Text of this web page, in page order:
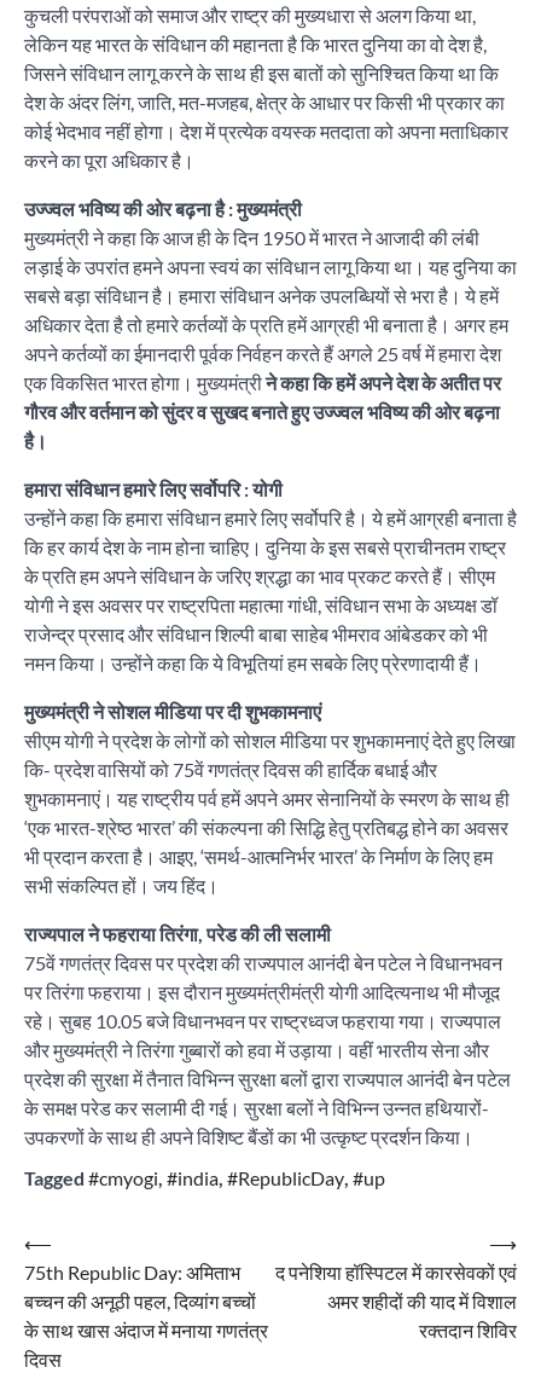
कुचली परंपराओं को समाज और राष्ट्र की मुख्यधारा से अलग किया था,
लेकिन यह भारत के संविधान की महानता है कि भारत दुनिया का वो देश है,
जिसने संविधान लागू करने के साथ ही इस बातों को सुनिश्चित किया था कि
देश के अंदर लिंग, जाति, मत-मजहब, क्षेत्र के आधार पर किसी भी प्रकार का
कोई भेदभाव नहीं होगा। देश में प्रत्येक वयस्क मतदाता को अपना मताधिकार
करने का पूरा अधिकार है।
उज्ज्वल भविष्य की ओर बढ़ना है : मुख्यमंत्री
मुख्यमंत्री ने कहा कि आज ही के दिन 1950 में भारत ने आजादी की लंबी
लड़ाई के उपरांत हमने अपना स्वयं का संविधान लागू किया था। यह दुनिया का
सबसे बड़ा संविधान है। हमारा संविधान अनेक उपलब्धियों से भरा है। ये हमें
अधिकार देता है तो हमारे कर्तव्यों के प्रति हमें आग्रही भी बनाता है। अगर हम
अपने कर्तव्यों का ईमानदारी पूर्वक निर्वहन करते हैं अगले 25 वर्ष में हमारा देश
एक विकसित भारत होगा। मुख्यमंत्रीने कहा कि हमें अपने देश के अतीत पर
गौरव और वर्तमान को सुंदर व सुखद बनाते हुए उज्ज्वल भविष्य की ओर बढ़ना
है।
हमारा संविधान हमारे लिए सर्वोपरि : योगी
उन्होंने कहा कि हमारा संविधान हमारे लिए सर्वोपरि है। ये हमें आग्रही बनाता है
कि हर कार्य देश के नाम होना चाहिए। दुनिया के इस सबसे प्राचीनतम राष्ट्र
के प्रति हम अपने संविधान के जरिए श्रद्धा का भाव प्रकट करते हैं। सीएम
योगी ने इस अवसर पर राष्ट्रपिता महात्मा गांधी, संविधान सभा के अध्यक्ष डॉ
राजेन्द्र प्रसाद और संविधान शिल्पी बाबा साहेब भीमराव आंबेडकर को भी
नमन किया। उन्होंने कहा कि ये विभूतियां हम सबके लिए प्रेरणादायी हैं।
मुख्यमंत्री ने सोशल मीडिया पर दी शुभकामनाएं
सीएम योगी ने प्रदेश के लोगों को सोशल मीडिया पर शुभकामनाएं देते हुए लिखा
कि- प्रदेश वासियों को 75वें गणतंत्र दिवस की हार्दिक बधाई और
शुभकामनाएं। यह राष्ट्रीय पर्व हमें अपने अमर सेनानियों के स्मरण के साथ ही
‘एक भारत-श्रेष्ठ भारत’ की संकल्पना की सिद्धि हेतु प्रतिबद्ध होने का अवसर
भी प्रदान करता है। आइए, ‘समर्थ-आत्मनिर्भर भारत’ के निर्माण के लिए हम
सभी संकल्पित हों। जय हिंद।
राज्यपाल ने फहराया तिरंगा, परेड की ली सलामी
75वें गणतंत्र दिवस पर प्रदेश की राज्यपाल आनंदी बेन पटेल ने विधानभवन
पर तिरंगा फहराया। इस दौरान मुख्यमंत्रीमंत्री योगी आदित्यनाथ भी मौजूद
रहे। सुबह 10.05 बजे विधानभवन पर राष्ट्रध्वज फहराया गया। राज्यपाल
और मुख्यमंत्री ने तिरंगा गुब्बारों को हवा में उड़ाया। वहीं भारतीय सेना और
प्रदेश की सुरक्षा में तैनात विभिन्न सुरक्षा बलों द्वारा राज्यपाल आनंदी बेन पटेल
के समक्ष परेड कर सलामी दी गई। सुरक्षा बलों ने विभिन्न उन्नत हथियारों-
उपकरणों के साथ ही अपने विशिष्ट बैंडों का भी उत्कृष्ट प्रदर्शन किया।
Tagged #cmyogi, #india, #RepublicDay, #up
Post
navigation
⟵
75th Republic Day: अमिताभ
बच्चन की अनूठी पहल, दिव्यांग बच्चों
के साथ खास अंदाज में मनाया गणतंत्र
दिवस
द पनेशिया हॉस्पिटल में कारसेवकों एवं
अमर शहीदों की याद में विशाल
रक्तदान शिविर
⟶